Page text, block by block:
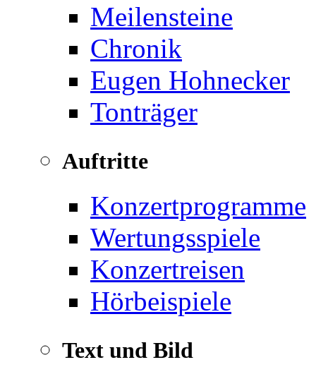
Meilensteine
Chronik
Eugen Hohnecker
Tonträger
Auftritte
Konzertprogramme
Wertungsspiele
Konzertreisen
Hörbeispiele
Text und Bild